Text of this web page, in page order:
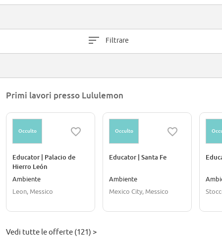
Filtrare
Primi lavori presso Lululemon
Occulto
Educator | Palacio de
Hierro León
Ambiente
Leon, Messico
Occulto
Educator | Santa Fe
Ambiente
Mexico City, Messico
Vedi tutte le offerte (121) >